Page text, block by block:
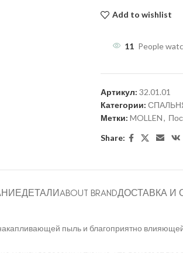
Add to wishlist
11 People
Артикул: 32.01.01
Категории:
Метки: MOLLEN,
Share:
ДЕТАЛИABOUT BRANDДОСТАВКА И
пыль и благоприятно